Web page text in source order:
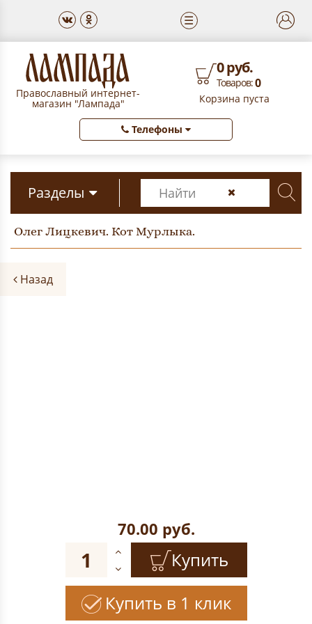
☰
Православный интернет-
магазин "Лампада"
0 руб.
Товаров:0
Корзина пуста
Телефоны
Разделы
Олег Лицкевич. Кот Мурлыка.
Назад
70.00 руб.
Купить
Купить в 1 клик